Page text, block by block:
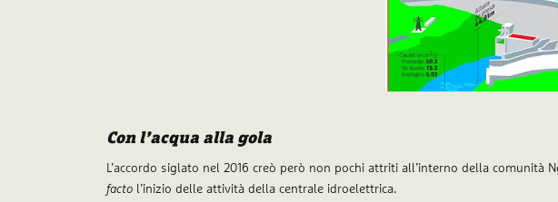
Con l’acqua alla gola
L’accordo siglato nel 2016 creò però non pochi attriti all’interno della
facto l’inizio delle attività della centrale idroelettrica.